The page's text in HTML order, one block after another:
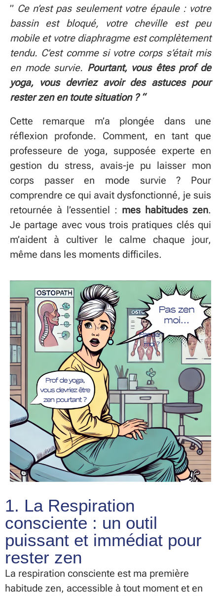
” Ce n’est pas seulement votre épaule : votre
bassin est bloqué, votre cheville est peu
mobile et votre diaphragme est complètement
tendu. C’est comme si votre corps s’était mis
en mode survie. Pourtant, vous êtes prof de
yoga, vous devriez avoir des astuces pour
rester zen en toute situation ? “
Cette remarque m’a plongée dans une
réflexion profonde. Comment, en tant que
professeure de yoga, supposée experte en
gestion du stress, avais-je pu laisser mon
corps passer en mode survie ? Pour
comprendre ce qui avait dysfonctionné, je suis
retournée à l’essentiel : mes habitudes zen.
Je partage avec vous trois pratiques clés qui
m’aident à cultiver le calme chaque jour,
même dans les moments difficiles.
1. La Respiration
consciente : un outil
puissant et immédiat pour
rester zen
La respiration consciente est ma première
habitude zen, accessible à tout moment et en